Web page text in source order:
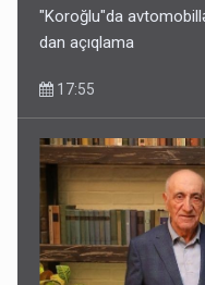
"Koroğlu"da
dan açıqlama
17:55